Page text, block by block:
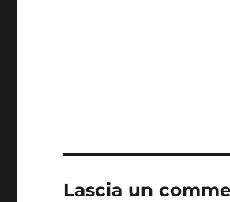
Lascia un